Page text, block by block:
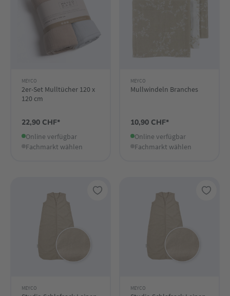
MEYCO
2er-Set Mulltücher 120 x
120 cm
22,90 CHF*
Online verfügbar
Fachmarkt wählen
MEYCO
Mullwindeln Branches
10,90 CHF*
Online verfügbar
Fachmarkt wählen
MEYCO MEYCO